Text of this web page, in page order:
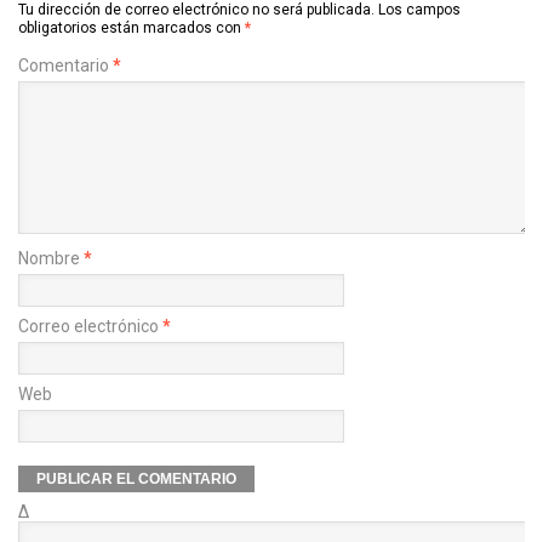
Tu dirección de correo electrónico no será publicada. Los campos
obligatorios están marcados con *
Comentario *
Nombre *
Correo electrónico *
Web
Δ